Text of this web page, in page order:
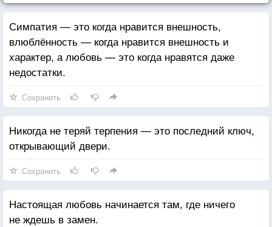
Симпатия — это когда нравится внешность,
влюблённость — когда нравится внешность и
характер, а любовь — это когда нравятся даже
недостатки.
Сохранить
Никогда не теряй терпения — это последний ключ,
открывающий двери.
Сохранить
Настоящая любовь начинается там, где ничего
не ждешь в замен.